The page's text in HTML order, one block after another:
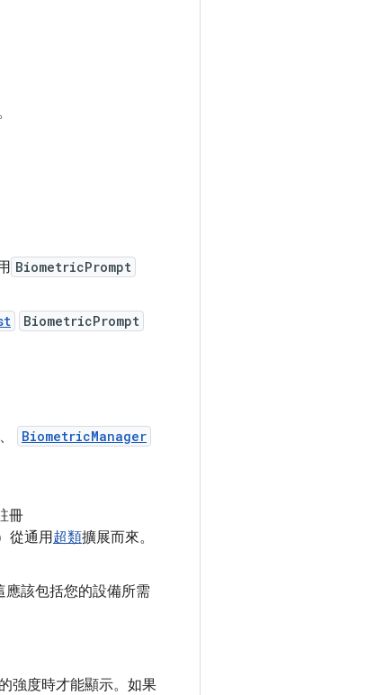
BiometricPrompt
BiometricPrompt
、 BiometricManager
冊
從通用超類擴展而來。
應該包括您的設備所需
強度時才能顯示。如果